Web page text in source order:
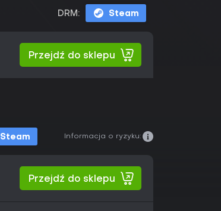
DRM: Steam
Przejdź do sklepu
Steam Informacja o ryzyku:
Przejdź do sklepu